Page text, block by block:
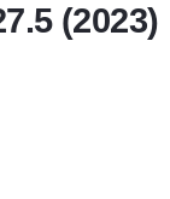
(2023)